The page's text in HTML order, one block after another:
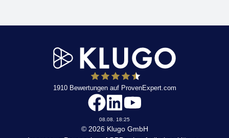
KLUGO
1910Bewertungen auf ProvenExpert.com
08.08. 18:25
© 2026 Klugo GmbH